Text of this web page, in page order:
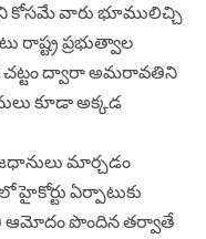
కోసమే వారు భూములిచ్చి
ప్రభుత్వాల
ద్వారా అమరావతిని
కూడా అక్కడ
మార్చడం
హైకోర్టు ఏర్పాటుకు
ఆమోదం పొందిన తర్వాతే